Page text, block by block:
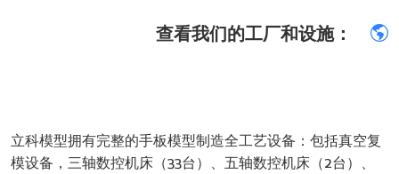
查看我们的工厂和设施：
立科模型拥有完整的手板模型制造全工艺设备：包括真空复
模设备，三轴数控机床（33台）、五轴数控机床（2台）、